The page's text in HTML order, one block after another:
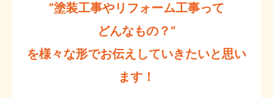
”塗装工事やリフォーム工事って
どんなもの？”
を様々な形でお伝えしていきたいと思い
ます！